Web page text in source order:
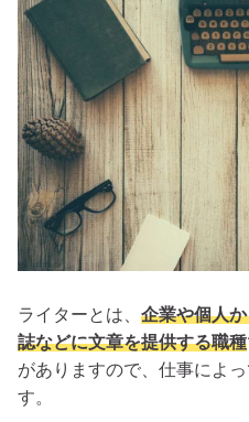
ライターとは、 企業や個人
誌などに文章を提供する職種
がありますので、仕事によ
す。